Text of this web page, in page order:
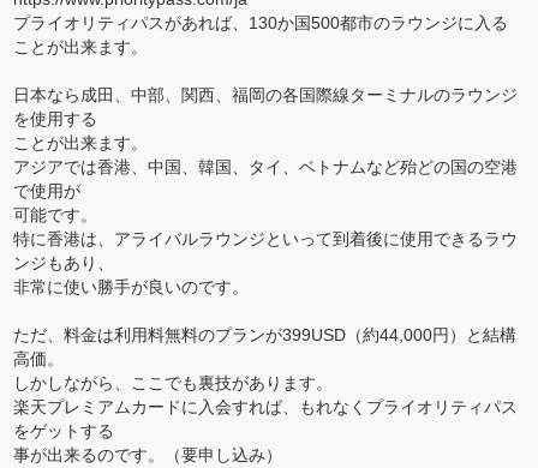
プライオリティパスがあれば、130か国500都市のラウンジに入る
ことが出来ます。
日本なら成田、中部、関西、福岡の各国際線ターミナルのラウンジ
を使用する
ことが出来ます。
アジアでは香港、中国、韓国、タイ、ベトナムなど殆どの国の空港
で使用が
可能です。
特に香港は、アライバルラウンジといって到着後に使用できるラウ
ンジもあり、
非常に使い勝手が良いのです。
ただ、料金は利用料無料のプランが399USD（約44,000円）と結構
高価。
しかしながら、ここでも裏技があります。
楽天プレミアムカードに入会すれば、もれなくプライオリティパス
をゲットする
事が出来るのです。（要申し込み）